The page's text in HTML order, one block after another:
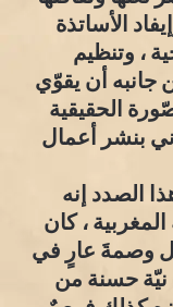
الأساتذة
، وتنظيم
أن يقوّي
الحقيقية
بنشر أعمال
الصدد إنه
، كان
وصمةَ عارٍ في
نيّة حسنة من